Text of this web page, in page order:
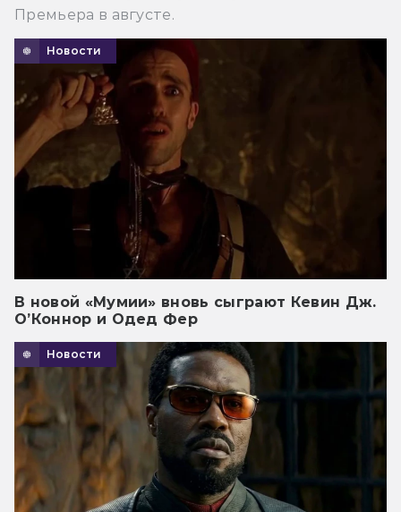
Премьера в августе.
Новости
В новой «Мумии» вновь сыграют Кевин Дж.
О’Коннор и Одед Фер
Новости